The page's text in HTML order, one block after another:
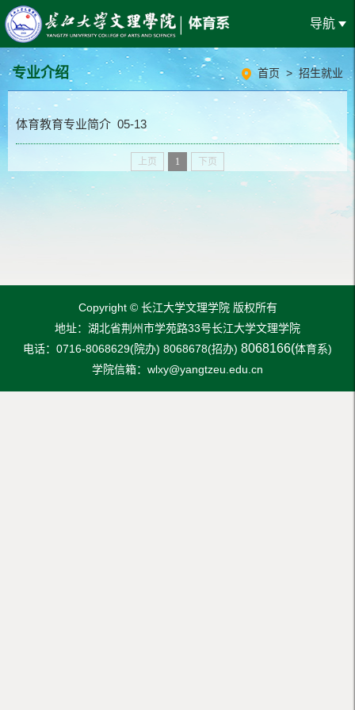
导航
专业介绍 首页 > 招生就业
体育教育专业简介 05-13
上页 1 下页
Copyright © 长江大学文理学院 版权所有
地址： 湖北省荆州市学苑路33号长江大学文理学院
电话：0716-8068629(院办) 8068678(招办) 8068166(体育系)
学院信箱：wlxy@yangtzeu.edu.cn